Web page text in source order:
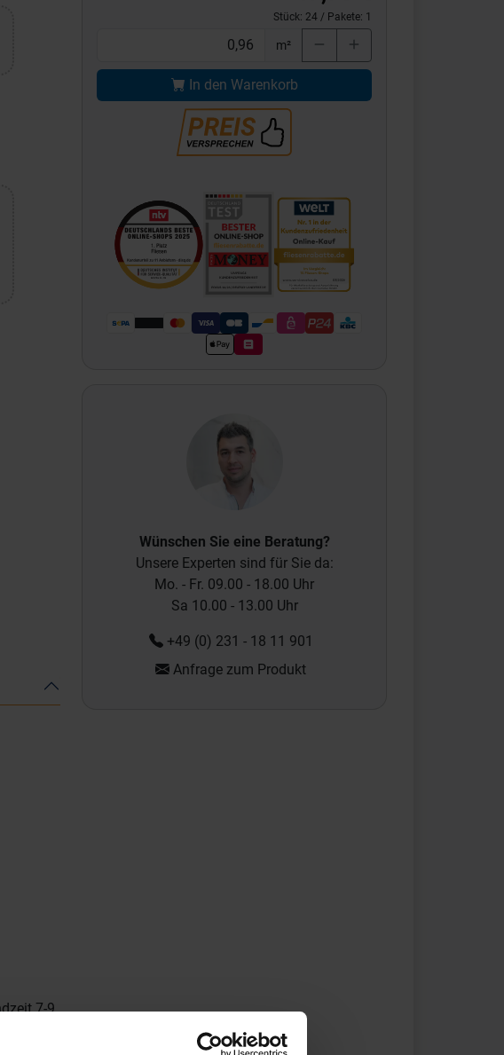
7-9
Stück: 24 / Pakete: 1
m²
In den Warenkorb
Wünschen Sie eine Beratung?
Unsere Experten sind für Sie da:
Mo. - Fr. 09.00 - 18.00 Uhr
Sa 10.00 - 13.00 Uhr
+49 (0) 231 - 18 11 901
Anfrage zum Produkt